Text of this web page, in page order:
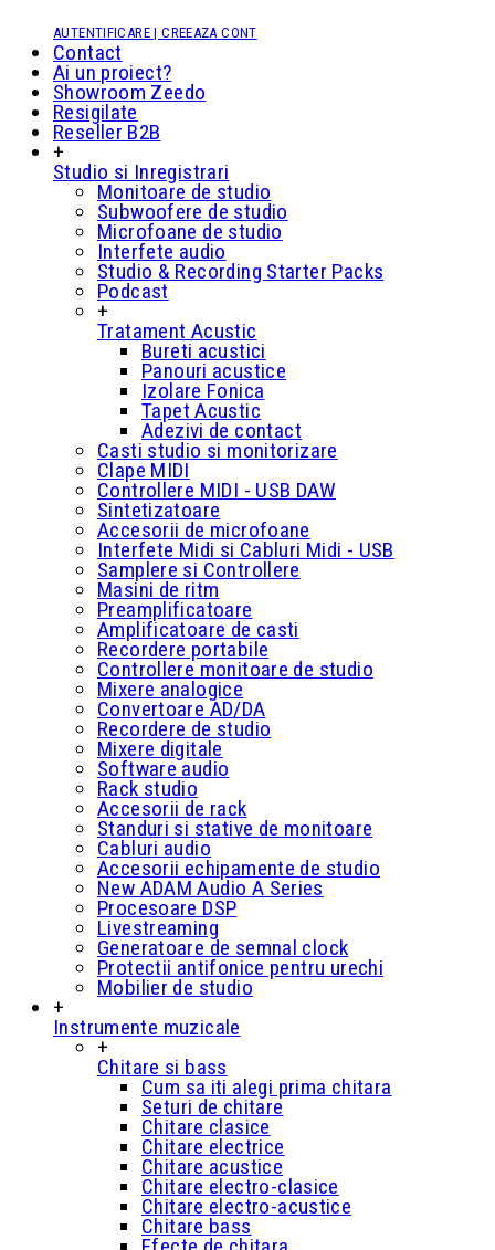
AUTENTIFICARE | CREEAZA CONT
Contact
Ai un proiect?
Showroom Zeedo
Resigilate
Reseller B2B
+
Studio si Inregistrari
Monitoare de studio
Subwoofere de studio
Microfoane de studio
Interfete audio
Studio & Recording Starter Packs
Podcast
+
Tratament Acustic
Bureti acustici
Panouri acustice
Izolare Fonica
Tapet Acustic
Adezivi de contact
Casti studio si monitorizare
Clape MIDI
Controllere MIDI - USB DAW
Sintetizatoare
Accesorii de microfoane
Interfete Midi si Cabluri Midi - USB
Samplere si Controllere
Masini de ritm
Preamplificatoare
Amplificatoare de casti
Recordere portabile
Controllere monitoare de studio
Mixere analogice
Convertoare AD/DA
Recordere de studio
Mixere digitale
Software audio
Rack studio
Accesorii de rack
Standuri si stative de monitoare
Cabluri audio
Accesorii echipamente de studio
New ADAM Audio A Series
Procesoare DSP
Livestreaming
Generatoare de semnal clock
Protectii antifonice pentru urechi
Mobilier de studio
+
Instrumente muzicale
+
Chitare si bass
Cum sa iti alegi prima chitara
Seturi de chitare
Chitare clasice
Chitare electrice
Chitare acustice
Chitare electro-clasice
Chitare electro-acustice
Chitare bass